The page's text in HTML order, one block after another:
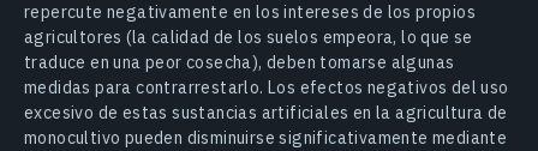
repercute negativamente en los intereses de los propios
agricultores (la calidad de los suelos empeora, lo que se
traduce en una peor cosecha), deben tomarse algunas
medidas para contrarrestarlo. Los efectos negativos del uso
excesivo de estas sustancias artificiales en la agricultura de
monocultivo pueden disminuirse significativamente mediante